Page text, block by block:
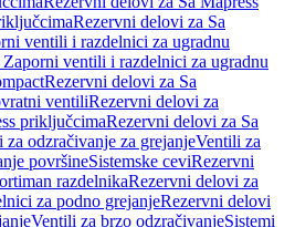
Rezervni delovi za Sa
ventili i razdelnici za ugradnu
ventili i razdelnici za ugradnu
Rezervni delovi za Sa
ventiliRezervni delovi za
priključcimaRezervni delovi za Sa
za odzračivanje za grejanjeVentili za
površineSistemske ceviRezervni
razdelnikaRezervni delovi za
za podno grejanjeRezervni delovi
Ventili za brzo odzračivanjeSistemi